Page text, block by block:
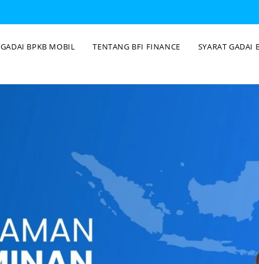
GADAI BPKB MOBIL TENTANG BFI FINANCE SYARAT GADAI